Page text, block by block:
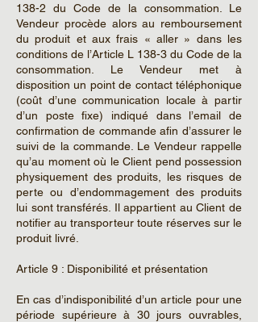
138-2 du Code de la consommation. Le
Vendeur procède alors au remboursement
du produit et aux frais « aller » dans les
conditions de l’Article L 138-3 du Code de la
consommation. Le Vendeur met à
disposition un point de contact téléphonique
(coût d’une communication locale à partir
d’un poste fixe) indiqué dans l’email de
confirmation de commande afin d’assurer le
suivi de la commande. Le Vendeur rappelle
qu’au moment où le Client pend possession
physiquement des produits, les risques de
perte ou d’endommagement des produits
lui sont transférés. Il appartient au Client de
notifier au transporteur toute réserves sur le
produit livré.
Article 9 : Disponibilité et présentation
En cas d’indisponibilité d’un article pour une
période supérieure à 30 jours ouvrables,